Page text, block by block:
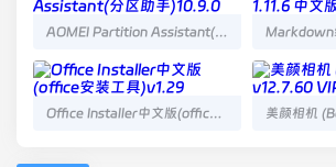
AOMEI Partition Assistant(分区助手)10.9.0
Office Installer中文版(office安装工具)v1.29